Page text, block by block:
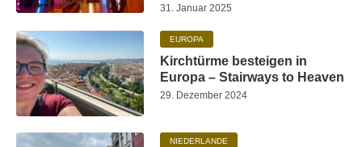
31. Januar 2025
EUROPA
Kirchtürme besteigen in
Europa – Stairways to Heaven
29. Dezember 2024
NIEDERLANDE